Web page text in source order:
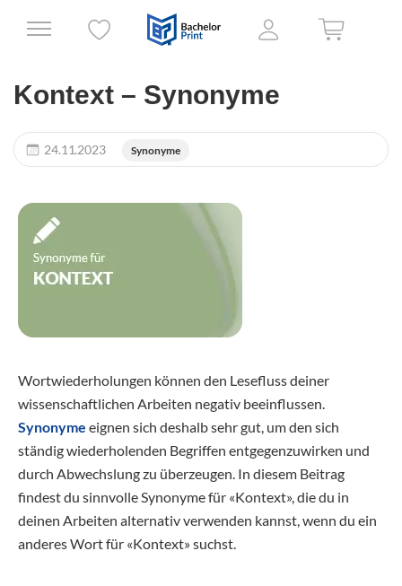
Kontext – Synonyme
24.11.2023 Synonyme
Wortwiederholungen können den Lesefluss deiner
wissenschaftlichen Arbeiten negativ beeinflussen.
Synonyme eignen sich deshalb sehr gut, um den sich
ständig wiederholenden Begriffen entgegenzuwirken und
durch Abwechslung zu überzeugen. In diesem Beitrag
findest du sinnvolle Synonyme für «Kontext», die du in
deinen Arbeiten alternativ verwenden kannst, wenn du ein
anderes Wort für «Kontext» suchst.